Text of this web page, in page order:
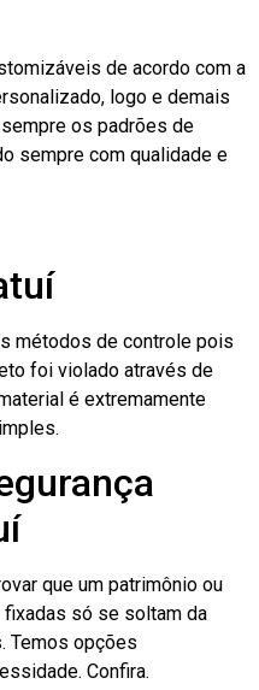
de acordo com a
logo e demais
os padrões de
sempre com qualidade e
métodos de controle pois
foi violado através de
é extremamente
que um patrimônio ou
só se soltam da
Temos opções
Confira.